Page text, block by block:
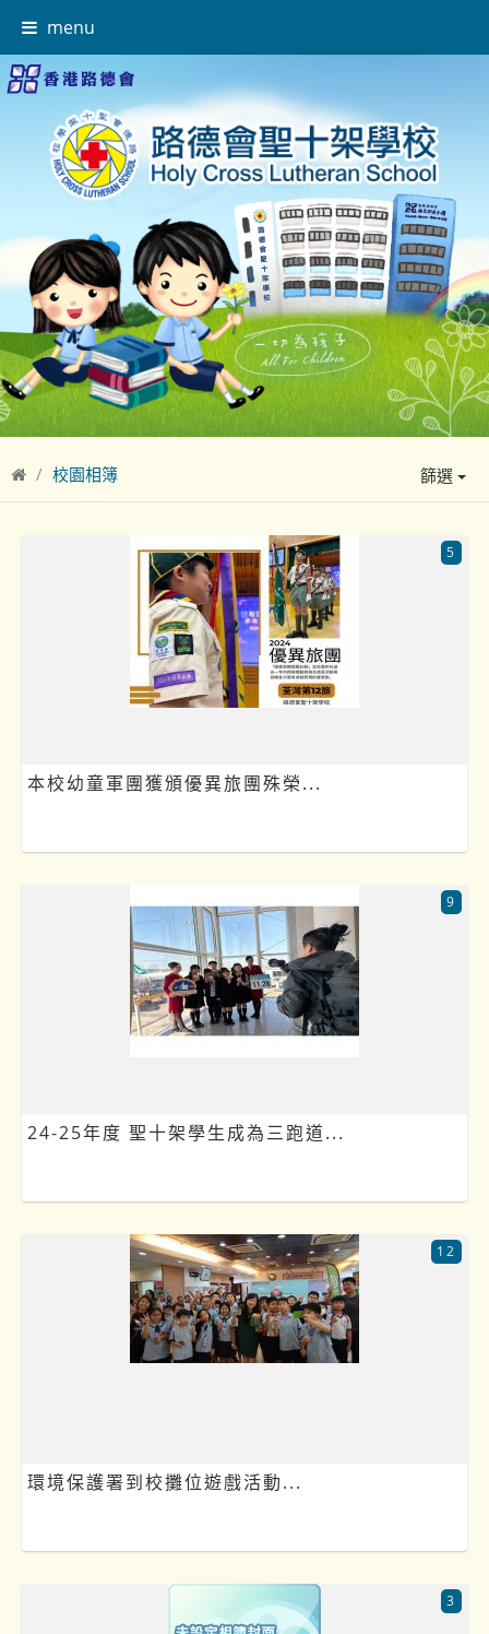
menu
校園相簿 篩選
本校幼童軍團獲頒優異旅團殊榮...
5
24-25年度 聖十架學生成為三跑道...
9
環境保護署到校攤位遊戲活動...
12
3